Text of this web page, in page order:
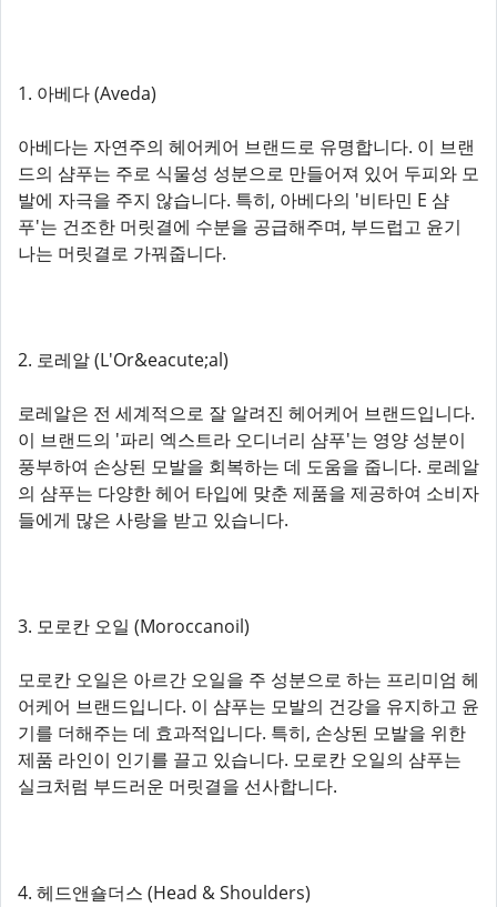
1. 아베다 (Aveda)
아베다는 자연주의 헤어케어 브랜드로 유명합니다. 이 브랜
드의 샴푸는 주로 식물성 성분으로 만들어져 있어 두피와 모
발에 자극을 주지 않습니다. 특히, 아베다의 '비타민 E 샴
푸'는 건조한 머릿결에 수분을 공급해주며, 부드럽고 윤기
나는 머릿결로 가꿔줍니다.
2. 로레알 (L'Or&eacute;al)
로레알은 전 세계적으로 잘 알려진 헤어케어 브랜드입니다.
이 브랜드의 '파리 엑스트라 오디너리 샴푸'는 영양 성분이
풍부하여 손상된 모발을 회복하는 데 도움을 줍니다. 로레알
의 샴푸는 다양한 헤어 타입에 맞춘 제품을 제공하여 소비자
들에게 많은 사랑을 받고 있습니다.
3. 모로칸 오일 (Moroccanoil)
모로칸 오일은 아르간 오일을 주 성분으로 하는 프리미엄 헤
어케어 브랜드입니다. 이 샴푸는 모발의 건강을 유지하고 윤
기를 더해주는 데 효과적입니다. 특히, 손상된 모발을 위한
제품 라인이 인기를 끌고 있습니다. 모로칸 오일의 샴푸는
실크처럼 부드러운 머릿결을 선사합니다.
4. 헤드앤숄더스 (Head & Shoulders)